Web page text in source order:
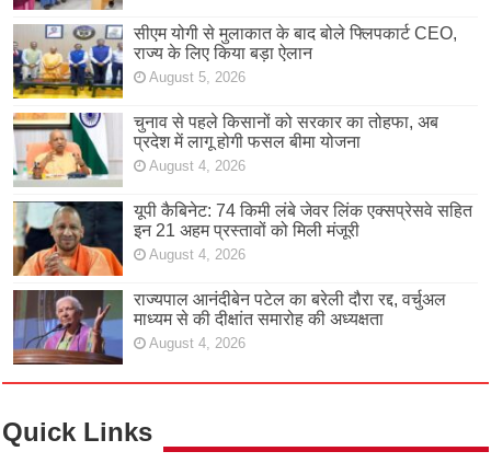
सीएम योगी से मुलाकात के बाद बोले फ्लिपकार्ट CEO,
राज्य के लिए किया बड़ा ऐलान
August 5, 2026
चुनाव से पहले किसानों को सरकार का तोहफा, अब
प्रदेश में लागू होगी फसल बीमा योजना
August 4, 2026
यूपी कैबिनेट: 74 किमी लंबे जेवर लिंक एक्सप्रेसवे सहित
इन 21 अहम प्रस्तावों को मिली मंजूरी
August 4, 2026
राज्यपाल आनंदीबेन पटेल का बरेली दौरा रद्द, वर्चुअल
माध्यम से की दीक्षांत समारोह की अध्यक्षता
August 4, 2026
Quick Links